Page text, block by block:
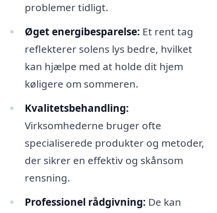
problemer tidligt.
Øget energibesparelse: Et rent tag
reflekterer solens lys bedre, hvilket
kan hjælpe med at holde dit hjem
køligere om sommeren.
Kvalitetsbehandling:
Virksomhederne bruger ofte
specialiserede produkter og metoder,
der sikrer en effektiv og skånsom
rensning.
Professionel rådgivning: De kan